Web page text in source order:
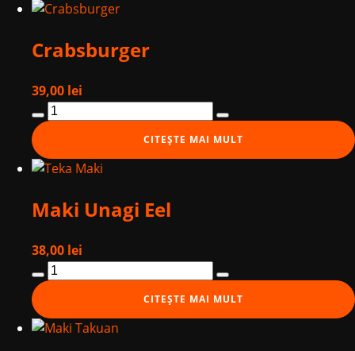
Roll
Crabsburger
39,00 lei
Cantitate
Crabsburger
CITEȘTE MAI MULT
Maki Unagi Eel
38,00 lei
Cantitate
Maki
Unagi
Eel
CITEȘTE MAI MULT